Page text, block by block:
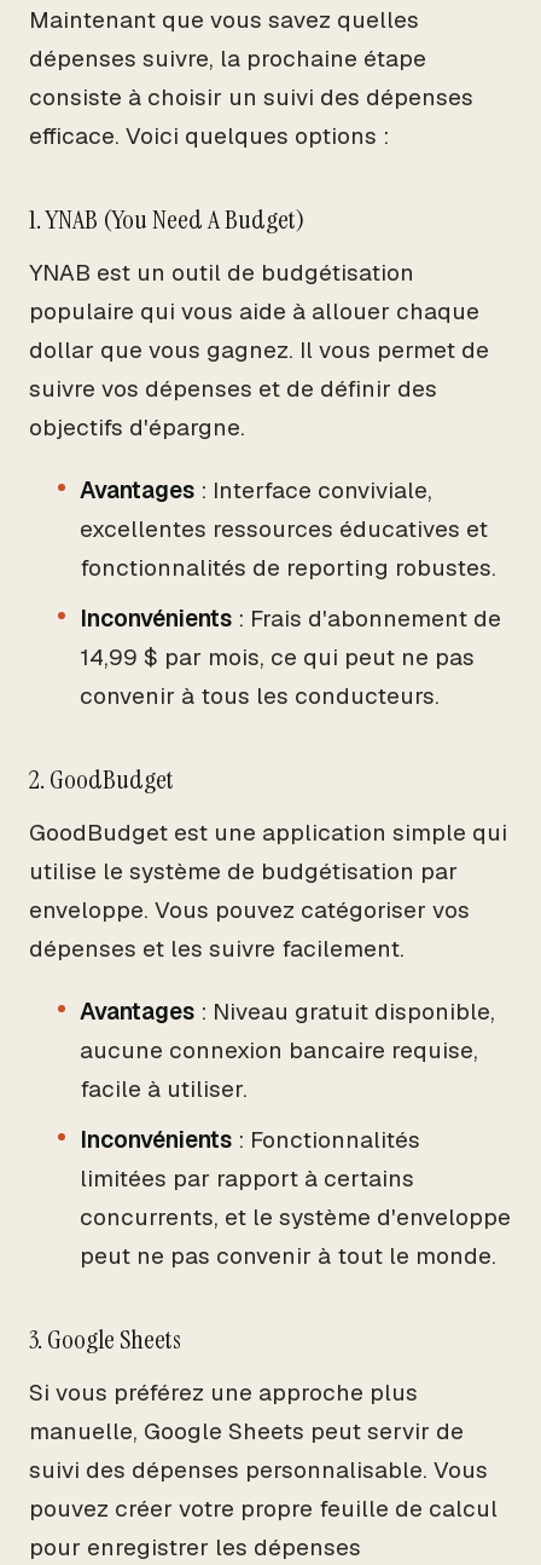
Maintenant que vous savez quelles
dépenses suivre, la prochaine étape
consiste à choisir un suivi des dépenses
efficace. Voici quelques options :
1. YNAB (You Need A Budget)
YNAB est un outil de budgétisation
populaire qui vous aide à allouer chaque
dollar que vous gagnez. Il vous permet de
suivre vos dépenses et de définir des
objectifs d'épargne.
Avantages : Interface conviviale,
excellentes ressources éducatives et
fonctionnalités de reporting robustes.
Inconvénients : Frais d'abonnement de
14,99 $ par mois, ce qui peut ne pas
convenir à tous les conducteurs.
2. GoodBudget
GoodBudget est une application simple qui
utilise le système de budgétisation par
enveloppe. Vous pouvez catégoriser vos
dépenses et les suivre facilement.
Avantages : Niveau gratuit disponible,
aucune connexion bancaire requise,
facile à utiliser.
Inconvénients : Fonctionnalités
limitées par rapport à certains
concurrents, et le système d'enveloppe
peut ne pas convenir à tout le monde.
3. Google Sheets
Si vous préférez une approche plus
manuelle, Google Sheets peut servir de
suivi des dépenses personnalisable. Vous
pouvez créer votre propre feuille de calcul
pour enregistrer les dépenses